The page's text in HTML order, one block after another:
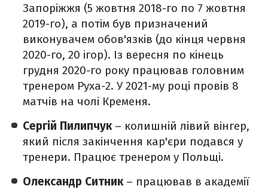
Запоріжжя (5 жовтня 2018-го по 7 жовтня
2019-го), а потім був призначений
виконувачем обов'язків (до кінця червня
2020-го, 20 ігор). Із вересня по кінець
грудня 2020-го року працював головним
тренером Руха-2. У 2021-му році провів 8
матчів на чолі Кременя.
Сергій Пилипчук – колишній лівий вінгер,
який після закінчення кар'єри подався у
тренери. Працює тренером у Польщі.
Олександр Ситник – працював в академії